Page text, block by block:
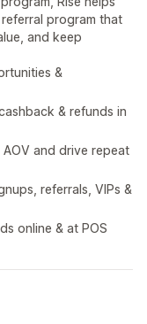
program that
and keep
&
& refunds in
and drive repeat
referrals, VIPs &
online & at POS